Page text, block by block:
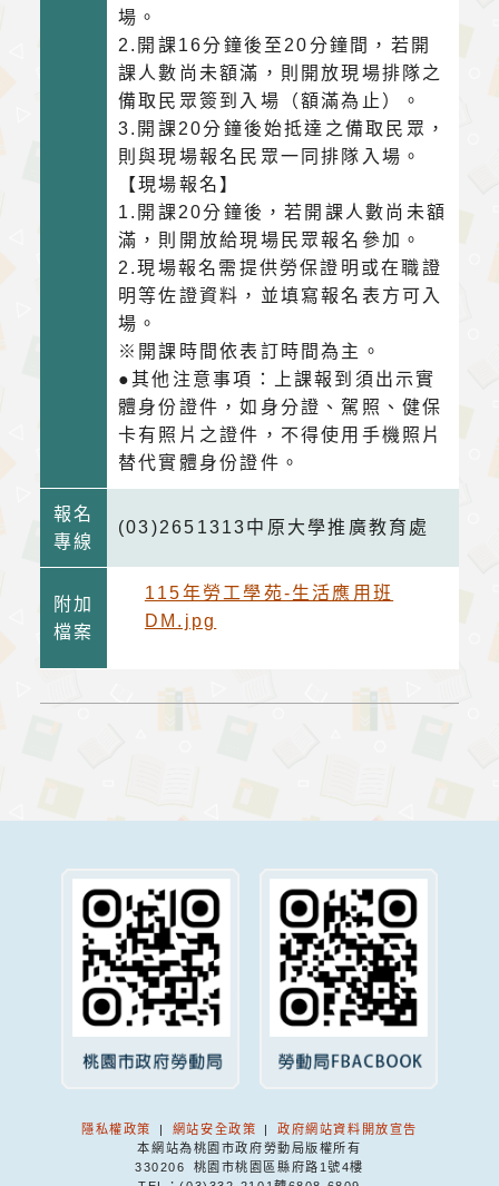
場。
2.開課16分鐘後至20分鐘間，若開
課人數尚未額滿，則開放現場排隊之
備取民眾簽到入場（額滿為止）。
3.開課20分鐘後始抵達之備取民眾，
則與現場報名民眾一同排隊入場。
【現場報名】
1.開課20分鐘後，若開課人數尚未額
滿，則開放給現場民眾報名參加。
2.現場報名需提供勞保證明或在職證
明等佐證資料，並填寫報名表方可入
場。
※開課時間依表訂時間為主。
●其他注意事項：上課報到須出示實
體身份證件，如身分證、駕照、健保
卡有照片之證件，不得使用手機照片
替代實體身份證件。
報名
專線
(03)2651313中原大學推廣教育處
附加
檔案
115年勞工學苑-生活應用班
DM.jpg
隱私權政策 | 網站安全政策 | 政府網站資料開放宣告
本網站為桃園市政府勞動局版權所有
330206 桃園市桃園區縣府路1號4樓